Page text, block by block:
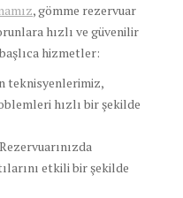
, gömme rezervuar
hızlı ve güvenilir
hizmetler:
teknisyenlerimiz,
hızlı bir şekilde
Rezervuarınızda
etkili bir şekilde